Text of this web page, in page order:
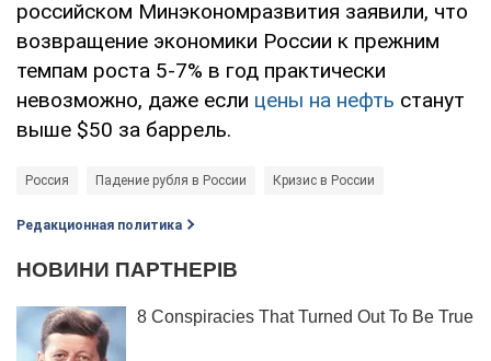
российском Минэкономразвития заявили, что
возвращение экономики России к прежним
темпам роста 5-7% в год практически
невозможно, даже если цены на нефть станут
выше $50 за баррель.
Россия Падение рубля в России Кризис в России
Редакционная политика